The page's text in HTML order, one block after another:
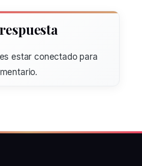
estar conectadopara